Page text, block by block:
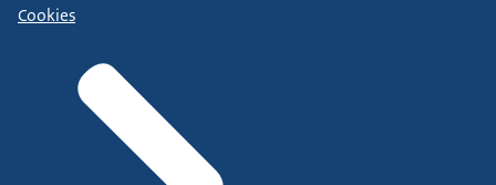
Cookies